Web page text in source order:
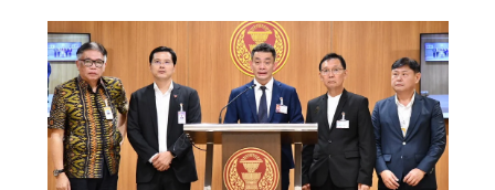
ร่วมรัฐบาลและนายกฯไปแล้วว่า รัฐบาลนี้มีเสถียรภาพและ
ทำงานร่วมกันอย่างเต็มที่